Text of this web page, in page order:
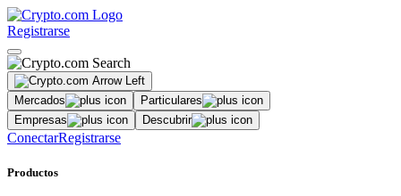
Registrarse
Mercados
Particulares
Empresas
Descubrir
ConectarRegistrarse
Productos